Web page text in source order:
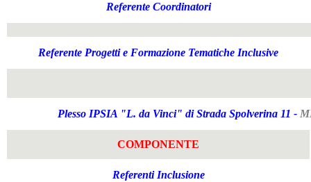
Referente Coordinatori
Referente Progetti e Formazione Tematiche Inclusive
Plesso IPSIA "L. da Vinci" di Strada Spolverina 11 -
COMPONENTE
Referenti Inclusione